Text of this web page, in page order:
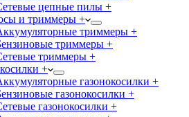
цепные пилы +
и триммеры +
триммеры +
триммеры +
триммеры +
+
газонокосилки +
газонокосилки +
газонокосилки +